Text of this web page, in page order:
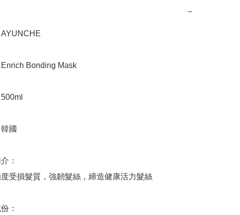
−
Bonding Mask
國
：
受損髮質，強韌髮絲，締造健康活力髮絲
：